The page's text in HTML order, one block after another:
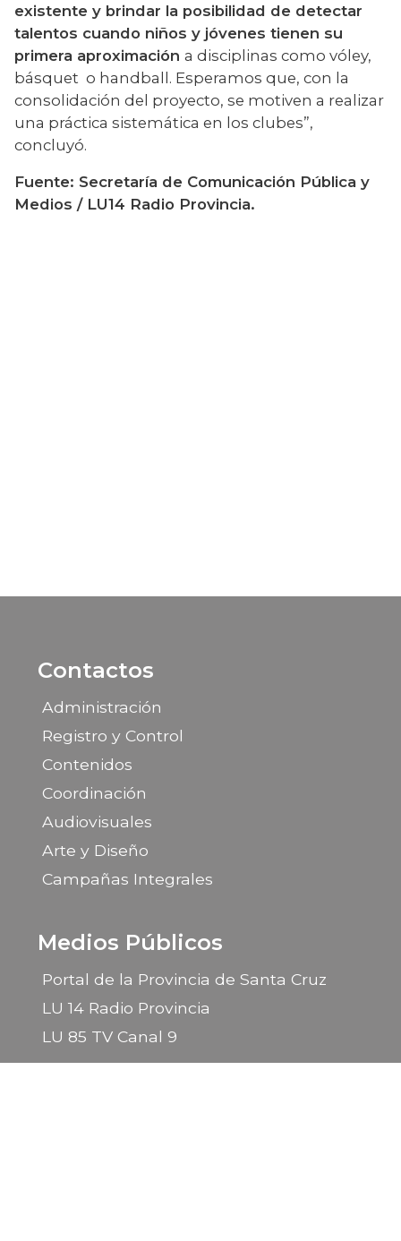
existente y brindar la posibilidad de detectar
talentos cuando niños y jóvenes tienen su
primera aproximación a disciplinas como vóley,
básquet  o handball. Esperamos que, con la
consolidación del proyecto, se motiven a realizar
una práctica sistemática en los clubes”,
concluyó.
Fuente: Secretaría de Comunicación Pública y
Medios / LU14 Radio Provincia.
Contactos
Administración
Registro y Control
Contenidos
Coordinación
Audiovisuales
Arte y Diseño
Campañas Integrales
Medios Públicos
Portal de la Provincia de Santa Cruz
LU 14 Radio Provincia
LU 85 TV Canal 9